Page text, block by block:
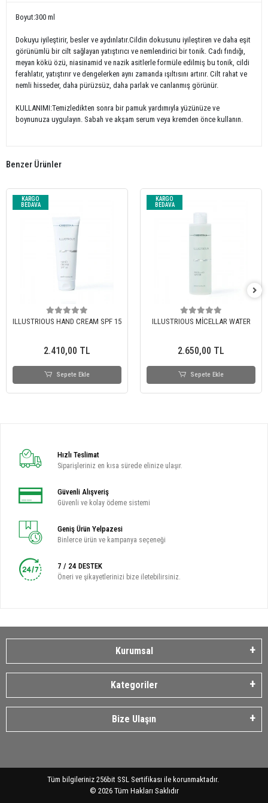
Boyut:300 ml
Dokuyu iyileştirir, besler ve aydınlatır.Cildin dokusunu iyileştiren ve daha eşit
görünümlü bir cilt sağlayan yatıştırıcı ve nemlendirici bir tonik. Cadı fındığı,
meyan kökü özü, niasinamid ve nazik asitlerle formüle edilmiş bu tonik, cildi
ferahlatır, yatıştırır ve dengelerken aynı zamanda ışıltısını artırır. Cilt rahat ve
nemli hisseder, daha pürüzsüz, daha parlak ve canlanmış görünür.
KULLANIMI:Temizledikten sonra bir pamuk yardımıyla yüzünüze ve
boynunuza uygulayın. Sabah ve akşam serum veya kremden önce kullanın.
Benzer Ürünler
KARGO
BEDAVA
ILLUSTRIOUS HAND CREAM SPF 15
2.410,00 TL
Sepete Ekle
KARGO
BEDAVA
ILLUSTRIOUS MİCELLAR WATER
2.650,00 TL
Sepete Ekle
Hızlı Teslimat
Siparişleriniz en kısa sürede elinize ulaşır.
Güvenli Alışveriş
Güvenli ve kolay ödeme sistemi
Geniş Ürün Yelpazesi
Binlerce ürün ve kampanya seçeneği
7 / 24 DESTEK
Öneri ve şikayetlerinizi bize iletebilirsiniz.
Kurumsal
Kategoriler
Bize Ulaşın
Tüm bilgileriniz 256bit SSL Sertifikası ile korunmaktadır.
© 2026 Tüm Hakları Saklıdır